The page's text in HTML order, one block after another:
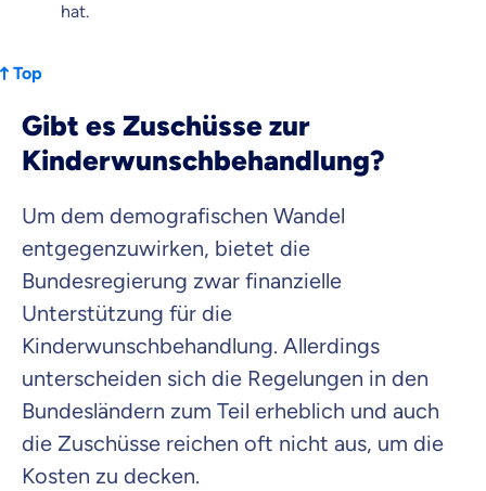
hat.
Top
Gibt es Zuschüsse zur
Kinderwunschbehandlung?
Um dem demografischen Wandel
entgegenzuwirken, bietet die
Bundesregierung zwar finanzielle
Unterstützung für die
Kinderwunschbehandlung. Allerdings
unterscheiden sich die Regelungen in den
Bundesländern zum Teil erheblich und auch
die Zuschüsse reichen oft nicht aus, um die
Kosten zu decken.